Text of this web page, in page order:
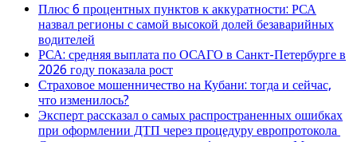
Плюс 6 процентных пунктов к аккуратности: РСА
назвал регионы с самой высокой долей безаварийных
водителей
РСА: средняя выплата по ОСАГО в Санкт-Петербурге в
2026 году показала рост
Страховое мошенничество на Кубани: тогда и сейчас,
что изменилось?
Эксперт рассказал о самых распространенных ошибках
при оформлении ДТП через процедуру европротокола